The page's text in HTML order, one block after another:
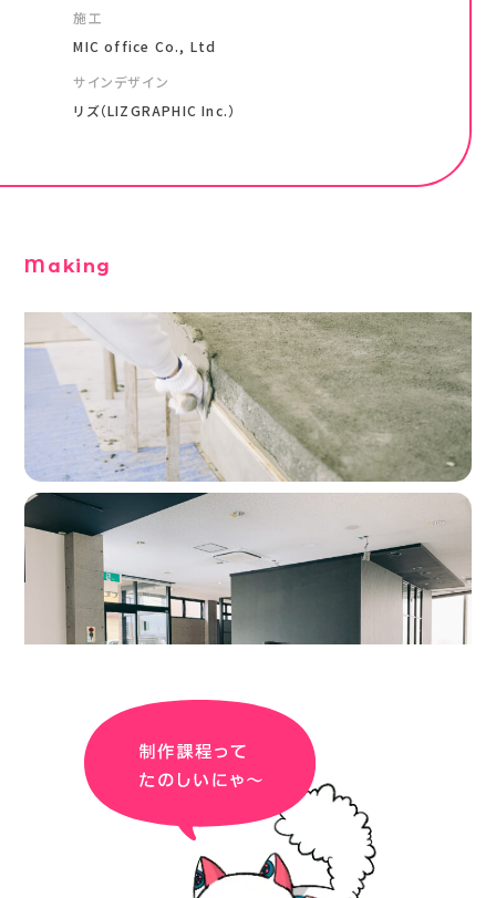
施工
MIC office Co., Ltd
サインデザイン
リズ（LIZGRAPHIC Inc.）
Making